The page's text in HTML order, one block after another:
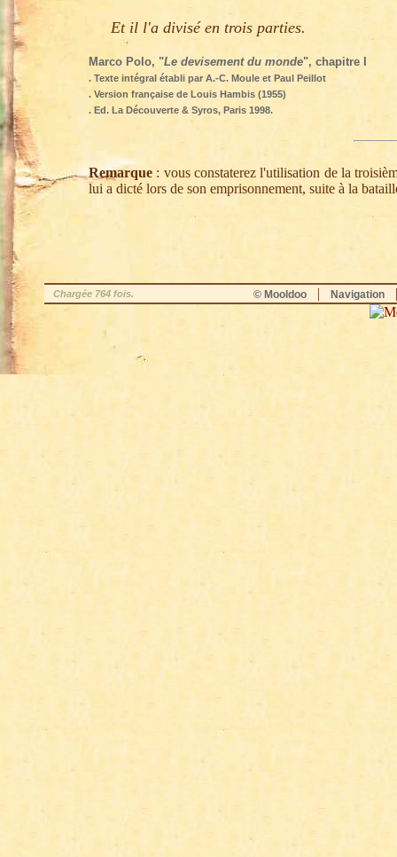
Et il l'a divisé en trois parties.
Marco Polo, "Le devisement du monde", chapitre I
. Texte intégral établi par A.-C. Moule et Paul Peillot
. Version française de Louis Hambis (1955)
. Ed. La Découverte & Syros, Paris 1998.
Remarque : vous constaterez l'utilisation de la
lui a dicté lors de son emprisonnement, suite à la
Chargée 764 fois. © Mooldoo| Navigation